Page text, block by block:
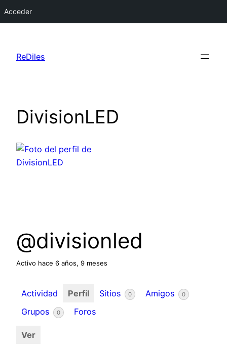
Acceder
contenido
ReDiles
DivisionLED
@divisionled
Activo hace 6 años, 9 meses
Actividad Perfil Sitios 0 Amigos 0
Grupos 0 Foros
Ver